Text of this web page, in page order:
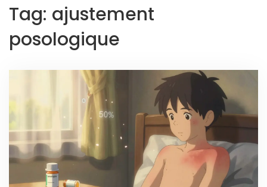
Tag: ajustement
posologique